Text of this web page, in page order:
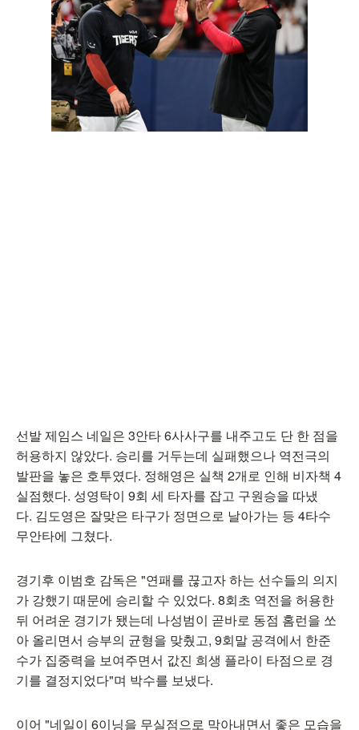
선발 제임스 네일은 3안타 6사사구를 내주고도 단 한 점을
허용하지 않았다. 승리를 거두는데 실패했으나 역전극의
발판을 놓은 호투였다. 정해영은 실책 2개로 인해 비자책 4
실점했다. 성영탁이 9회 세 타자를 잡고 구원승을 따냈
다. 김도영은 잘맞은 타구가 정면으로 날아가는 등 4타수
무안타에 그쳤다.
경기후 이범호 감독은 "연패를 끊고자 하는 선수들의 의지
가 강했기 때문에 승리할 수 있었다. 8회초 역전을 허용한
뒤 어려운 경기가 됐는데 나성범이 곧바로 동점 홈런을 쏘
아 올리면서 승부의 균형을 맞췄고, 9회말 공격에서 한준
수가 집중력을 보여주면서 값진 희생 플라이 타점으로 경
기를 결정지었다"며 박수를 보냈다.
이어 "네일이 6이닝을 무실점으로 막아내면서 좋은 모습을